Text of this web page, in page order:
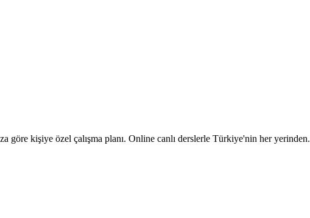
göre kişiye özel çalışma planı. Online canlı derslerle Türkiye'nin her yerinden.